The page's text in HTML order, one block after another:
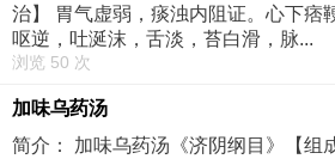
治】 胃气虚弱，痰浊内阻证。心下痞
呕逆，吐涎沫，舌淡，苔白滑，脉...
浏览 50 次
加味乌药汤
简介： 加味乌药汤《济阴纲目》【组